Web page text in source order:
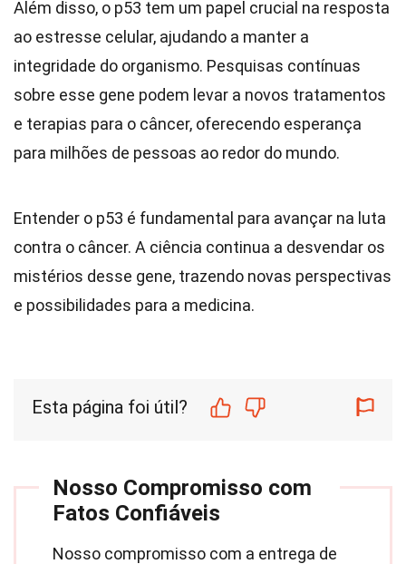
Além disso, o p53 tem um papel crucial na resposta
ao estresse celular, ajudando a manter a
integridade do organismo. Pesquisas contínuas
sobre esse gene podem levar a novos tratamentos
e terapias para o câncer, oferecendo esperança
para milhões de pessoas ao redor do mundo.
Entender o p53 é fundamental para avançar na luta
contra o câncer. A ciência continua a desvendar os
mistérios desse gene, trazendo novas perspectivas
e possibilidades para a medicina.
Esta página foi útil?
Nosso Compromisso com
Fatos Confiáveis
Nosso compromisso com a entrega de